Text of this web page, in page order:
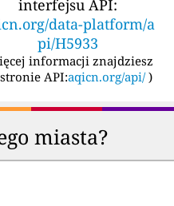
interfejsu API:
data-platform/a
pi/H5933
informacji znajdziesz
API:aqicn.org/api/ )
miasta?